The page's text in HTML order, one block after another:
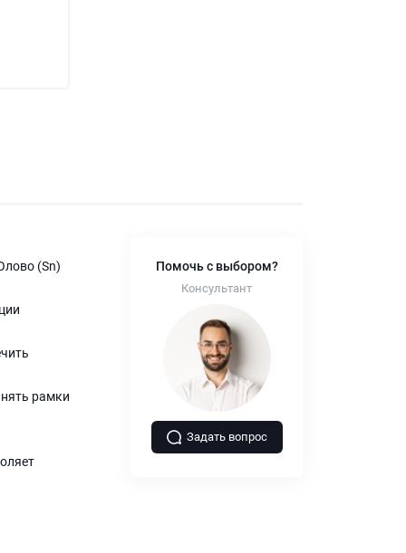
(Sn)
рамки
Помочь с выбором?
Консультант
Задать вопрос